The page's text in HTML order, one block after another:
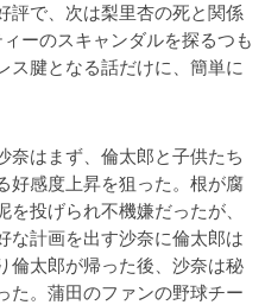
評で、次は梨里杏の死と関係
ーのスキャンダルを探るつも
ス腱となる話だけに、簡単に
はまず、倫太郎と子供たち
好感度上昇を狙った。根が腐
投げられ不機嫌だったが、
な計画を出す沙奈に倫太郎は
倫太郎が帰った後、沙奈は秘
た。蒲田のファンの野球チー